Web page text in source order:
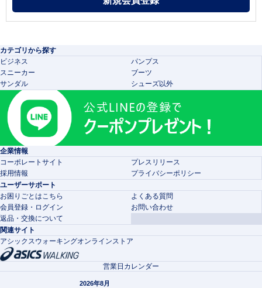
カテゴリから探す
ビジネス
パンプス
スニーカー
ブーツ
サンダル
シューズ以外
企業情報
コーポレートサイト
プレスリリース
採用情報
プライバシーポリシー
ユーザーサポート
お困りごとはこちら
よくある質問
会員登録・ログイン
お問い合わせ
返品・交換について
関連サイト
アシックスウォーキングオンラインストア
営業日カレンダー
2026年8月